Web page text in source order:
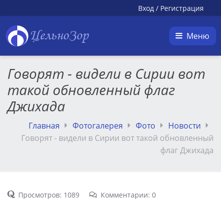
Вход / Регистрация
ЦельноЗор Меню
Говорят - видели в Сирии вот
такой обновленный флаг
Джихада
Главная Фотогалерея Фото
Новости
Говорят - видели в Сирии вот такой обновленный
флаг Джихада
Просмотров: 1089
Комментарии: 0